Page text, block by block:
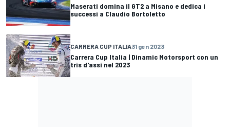
Maserati domina il GT2 a Misano e dedica i
successi a Claudio Bortoletto
CARRERA CUP ITALIA31 gen 2023
Carrera Cup Italia | Dinamic Motorsport con un
tris d'assi nel 2023